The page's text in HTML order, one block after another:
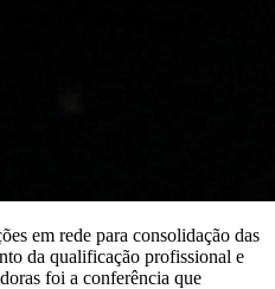
em rede para consolidação das
da qualificação profissional e
foi a conferência que